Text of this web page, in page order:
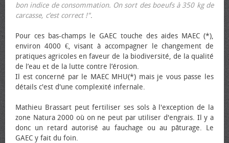
bon indice de consommation. On sort des bœufs à 350 kg de
carcasse, c’est correct !".
Pour ces bas-champs le GAEC touche des aides MAEC (*),
environ 4000 €, visant à accompagner le changement de
pratiques agricoles en faveur de la biodiversité, de la qualité
de l’eau et de la lutte contre l’érosion.
Il est concerné par le MAEC MHU(*) mais je vous passe les
détails c'est d'une complexité infernale.
Mathieu Brassart peut fertiliser ses sols à l'exception de la
zone Natura 2000 où on ne peut par utiliser d'engrais. Il y a
donc un retard autorisé au fauchage ou au pâturage. Le
GAEC y fait du foin.